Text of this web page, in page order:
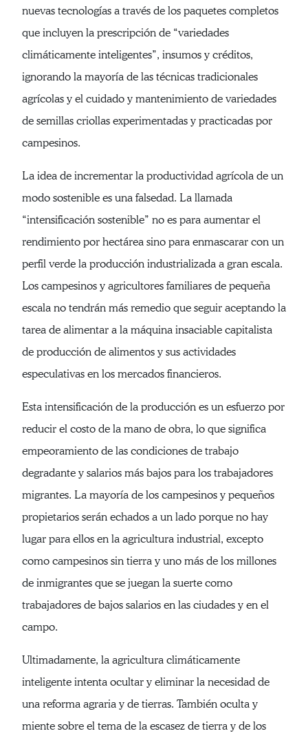
nuevas tecnologías a través de los paquetes completos
que incluyen la prescripción de “variedades
climáticamente inteligentes”, insumos y créditos,
ignorando la mayoría de las técnicas tradicionales
agrícolas y el cuidado y mantenimiento de variedades
de semillas criollas experimentadas y practicadas por
campesinos.
La idea de incrementar la productividad agrícola de un
modo sostenible es una falsedad. La llamada
“intensificación sostenible” no es para aumentar el
rendimiento por hectárea sino para enmascarar con un
perfil verde la producción industrializada a gran escala.
Los campesinos y agricultores familiares de pequeña
escala no tendrán más remedio que seguir aceptando la
tarea de alimentar a la máquina insaciable capitalista
de producción de alimentos y sus actividades
especulativas en los mercados financieros.
Esta intensificación de la producción es un esfuerzo por
reducir el costo de la mano de obra, lo que significa
empeoramiento de las condiciones de trabajo
degradante y salarios más bajos para los trabajadores
migrantes. La mayoría de los campesinos y pequeños
propietarios serán echados a un lado porque no hay
lugar para ellos en la agricultura industrial, excepto
como campesinos sin tierra y uno más de los millones
de inmigrantes que se juegan la suerte como
trabajadores de bajos salarios en las ciudades y en el
campo.
Ultimadamente, la agricultura climáticamente
inteligente intenta ocultar y eliminar la necesidad de
una reforma agraria y de tierras. También oculta y
miente sobre el tema de la escasez de tierra y de los